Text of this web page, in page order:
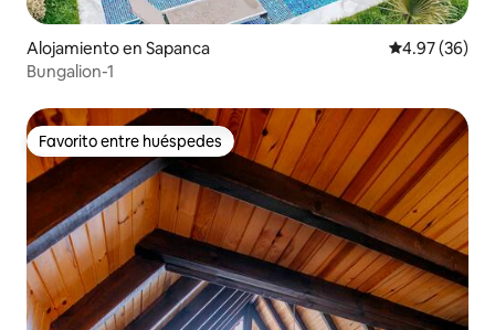
Alojamiento en Sapanca Calificación
4.97 (36)
Bungalion-1
Favorito entre huéspedes
Favorito entre huéspedes